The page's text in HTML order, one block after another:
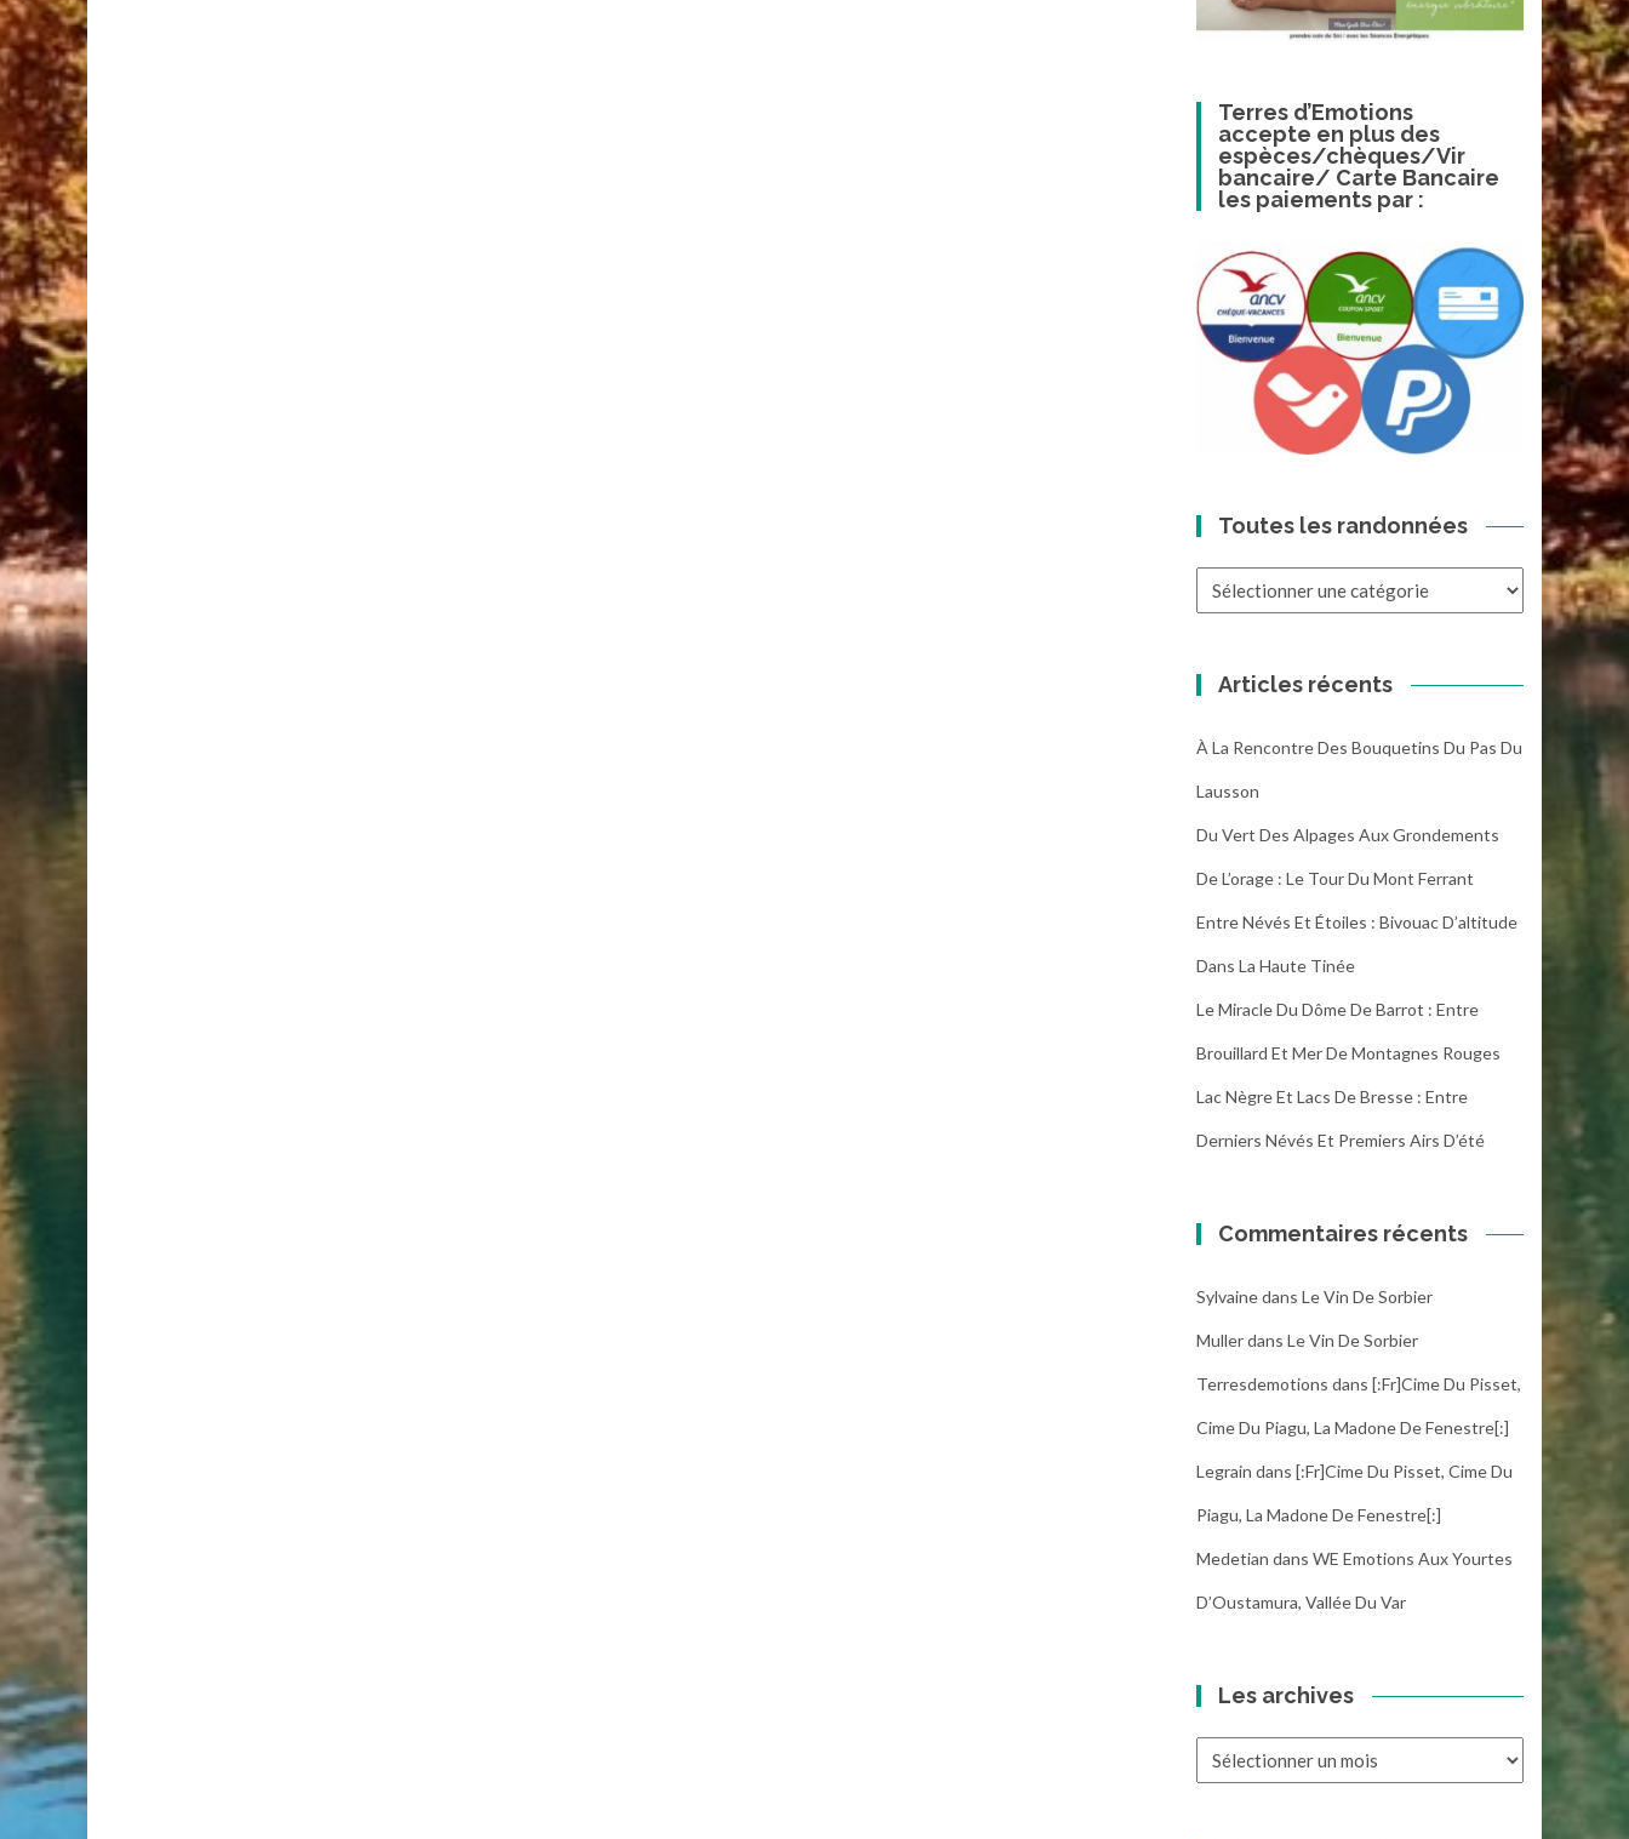
Terres d’Emotions
accepte en plus des
espèces/chèques/Vir
bancaire/ Carte Bancaire
les paiements par :
Toutes les randonnées
Articles récents
À La Rencontre Des Bouquetins Du Pas Du
Lausson
Du Vert Des Alpages Aux Grondements
De L’orage : Le Tour Du Mont Ferrant
Entre Névés Et Étoiles : Bivouac D’altitude
Dans La Haute Tinée
Le Miracle Du Dôme De Barrot : Entre
Brouillard Et Mer De Montagnes Rouges
Lac Nègre Et Lacs De Bresse : Entre
Derniers Névés Et Premiers Airs D’été
Commentaires récents
Sylvainedans Le Vin De Sorbier
Mullerdans Le Vin De Sorbier
Terresdemotions dans [:fr]Cime Du Pisset,
Cime Du Piagu, La Madone De Fenestre[:]
Legrain dans [:fr]Cime Du Pisset, Cime Du
Piagu, La Madone De Fenestre[:]
Medetian dans WE Emotions Aux Yourtes
D’Oustamura, Vallée Du Var
Les archives